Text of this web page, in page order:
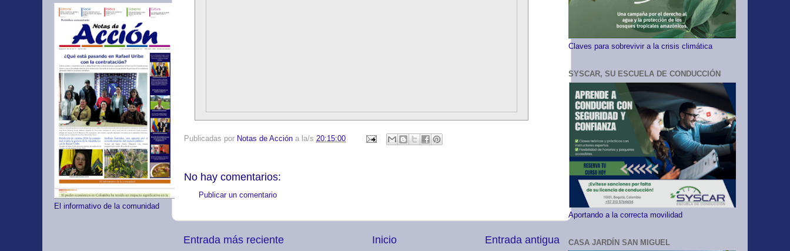
Publicadas por Notas de Acción a la/s 20:15:00
No hay comentarios:
Publicar un comentario
Entrada más reciente Entrada antigua
Inicio
El informativo de la comunidad
Claves para sobrevivir a la crisis climática
SYSCAR, SU ESCUELA DE CONDUCCIÓN
Aportando a la correcta movilidad
CASA JARDÍN SAN MIGUEL